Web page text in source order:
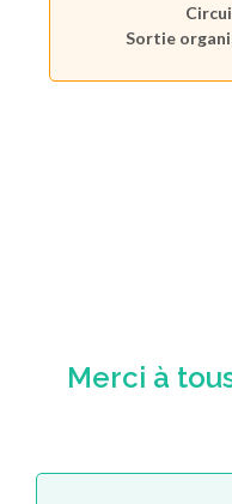
Sortie
Merci à